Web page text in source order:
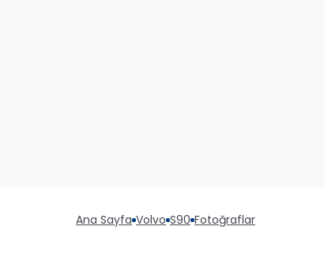
Ana Sayfa Volvo S90 Fotoğraflar